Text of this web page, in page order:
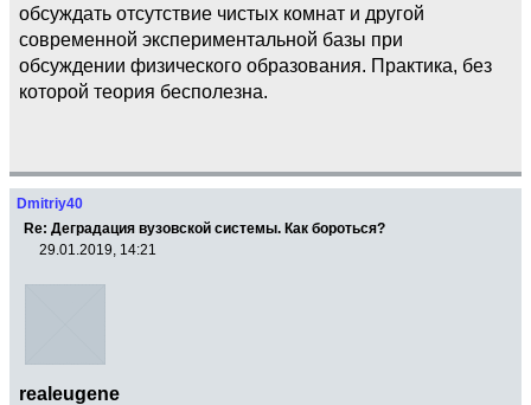
обсуждать отсутствие чистых комнат и другой
современной экспериментальной базы при
обсуждении физического образования. Практика, без
которой теория бесполезна.
Dmitriy40
Re: Деградация вузовской системы. Как бороться?
29.01.2019, 14:21
realeugene